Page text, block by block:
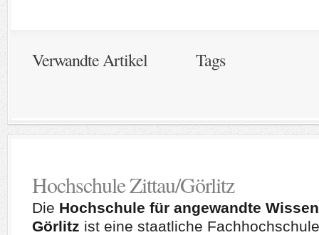
Verwandte Artikel Tags
Hochschule Zittau/Görlitz
Die Hochschule für angewandte
Görlitz ist eine staatliche